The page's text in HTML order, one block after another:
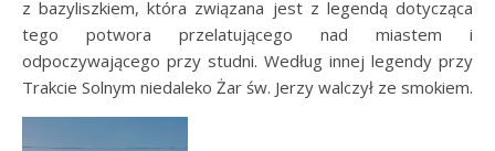
z bazyliszkiem, która związana jest z legendą dotycząca
tego potwora przelatującego nad miastem i
odpoczywającego przy studni. Według innej legendy przy
Trakcie Solnym niedaleko Żar św. Jerzy walczył ze smokiem.